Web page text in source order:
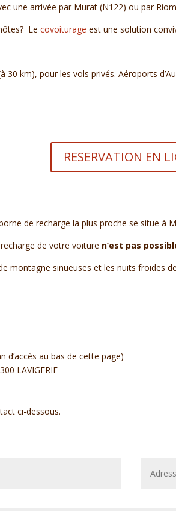
une arrivée par Murat (N122) ou par
Lecovoiturage est une solution
30 km), pour les vols privés. Aéroports
RESERVATION EN
de recharge la plus proche se situe à
de votre voiture n’est pas
montagne sinueuses et les nuits froides
d’accès au bas de cette page)
LAVIGERIE
ci-dessous.